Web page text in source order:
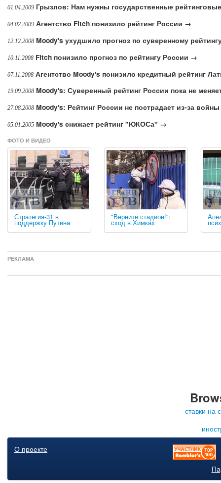
01.04.2009 Грызлов: Нам нужны государственные
04.02.2009 Агентство Fitch понизило рейтинг России →
12.12.2008 Moody's ухудшило прогноз по суверенному
10.11.2008 Fitch понизило прогноз по рейтингу России →
07.11.2008 Агентство Moody's понизило кредитный рейтинг
19.09.2008 Moody's: Суверенный рейтинг России пока не
27.08.2008 Moody's: Рейтинг России не пострадает из-за
05.01.2005 Moody's снижает рейтинг "ЮКОСа" →
ФОТО И ВИДЕО
Стратегия-31 в
поддержку Путина
"Верните стадион!":
сход в Химках
РЕКЛАМА
ставки на
О проекте